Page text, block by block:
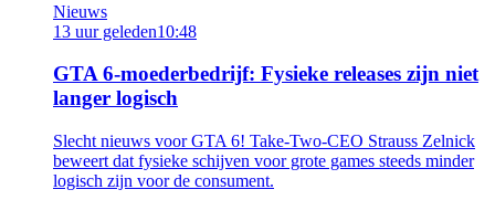
Nieuws
13 uur geleden10:48
GTA 6-moederbedrijf: Fysieke releases zijn niet
langer logisch
Slecht nieuws voor GTA 6! Take-Two-CEO Strauss Zelnick
beweert dat fysieke schijven voor grote games steeds minder
logisch zijn voor de consument.